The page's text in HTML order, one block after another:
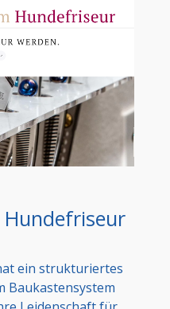
ein strukturiertes
Baukastensystem